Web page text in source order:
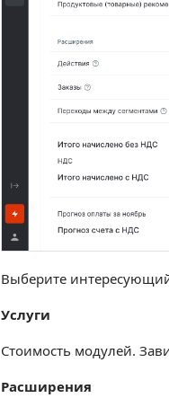
Выберите
Услуги
Стоимость модулей.
Расширения